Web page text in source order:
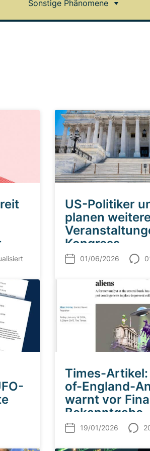
Sonstige Phänomene
US-Politiker
planen
Kongress
01/06/2026
Times-Artikel:
of-England-
warnt vor
Bekanntgabe
19/01/2026